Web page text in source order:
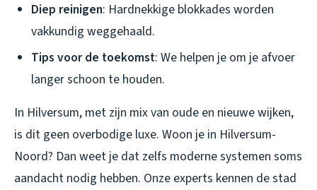
Diep reinigen: Hardnekkige blokkades worden
vakkundig weggehaald.
Tips voor de toekomst: We helpen je om je afvoer
langer schoon te houden.
In Hilversum, met zijn mix van oude en nieuwe wijken,
is dit geen overbodige luxe. Woon je in Hilversum-
Noord? Dan weet je dat zelfs moderne systemen soms
aandacht nodig hebben. Onze experts kennen de stad